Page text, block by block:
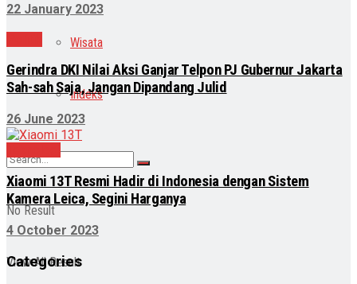
Wisata
Indeks
No Result
View All Result
22 January 2023
Gerindra DKI Nilai Aksi Ganjar Telpon PJ Gubernur Jakarta
Sah-sah Saja, Jangan Dipandang Julid
26 June 2023
Xiaomi 13T Resmi Hadir di Indonesia dengan Sistem
Kamera Leica, Segini Harganya
4 October 2023
Categories